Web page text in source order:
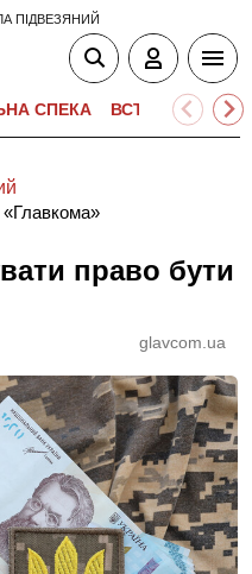
ПІДВЕЗЯНИЙ
СПЕКА ВСТУПНА
право бути
glavcom.ua